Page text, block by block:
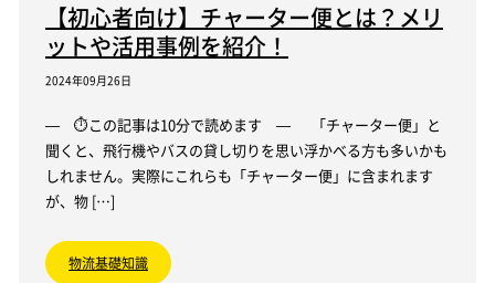
【初心者向け】チャーター便とは？メリ
ットや活用事例を紹介！
2024年09月26日
— ⏱この記事は10分で読めます — 「チャーター便」と
聞くと、飛行機やバスの貸し切りを思い浮かべる方も多いかも
しれません。実際にこれらも「チャーター便」に含まれます
が、物 […]
物流基礎知識